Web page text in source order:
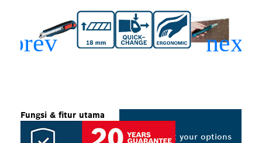
Fungsi & fitur utama
Select your options